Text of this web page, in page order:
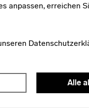
anpassen, erreichen
Alle